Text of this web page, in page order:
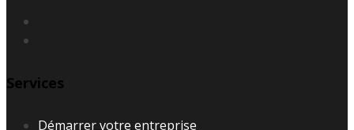
Services
Démarrer votre entreprise